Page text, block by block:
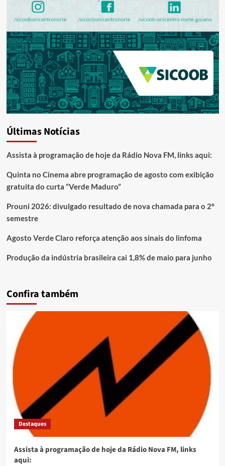
Últimas Notícias
Assista à programação de hoje da Rádio Nova FM, links aqui:
Quinta no Cinema abre programação de agosto com exibição
gratuita do curta “Verde Maduro”
Prouni 2026: divulgado resultado de nova chamada para o 2º
semestre
Agosto Verde Claro reforça atenção aos sinais do linfoma
Produção da indústria brasileira cai 1,8% de maio para junho
Confira também
Destaques
Assista à programação de hoje da Rádio Nova FM, links
aqui: